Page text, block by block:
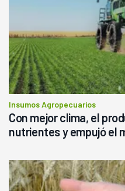
Insumos Agropecuarios
Con mejor clima, el
nutrientes y empujó el